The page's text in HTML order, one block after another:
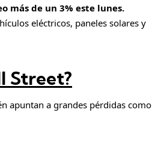
más de un 3% este lunes.
eléctricos, paneles solares y
Street?
apuntan a grandes pérdidas como